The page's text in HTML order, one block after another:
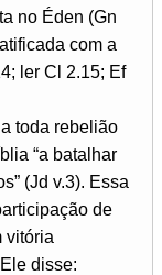
no Éden (Gn
com a
ler Cl 2.15; Ef
toda rebelião
“a batalhar
(Jd v.3). Essa
de
vitória
disse: